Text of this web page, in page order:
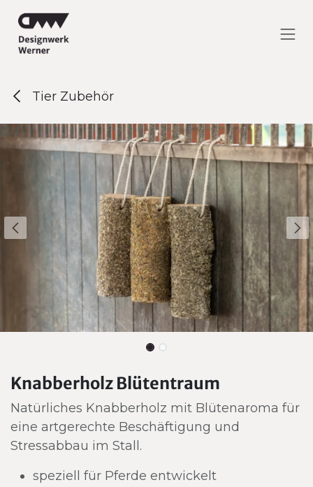
Tier Zubehör
Knabberholz Blütentraum
Natürliches Knabberholz mit Blütenaroma für
eine artgerechte Beschäftigung und
Stressabbau im Stall.
speziell für Pferde entwickelt